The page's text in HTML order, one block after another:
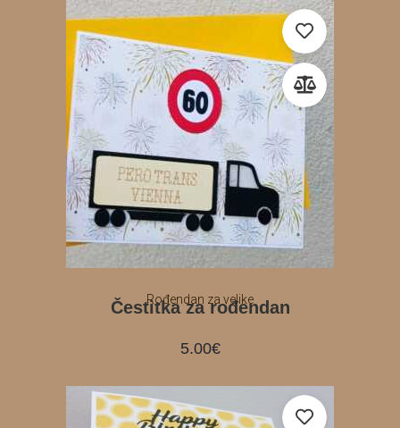
Rođendan za velike
Čestitka za rođendan
5.00€